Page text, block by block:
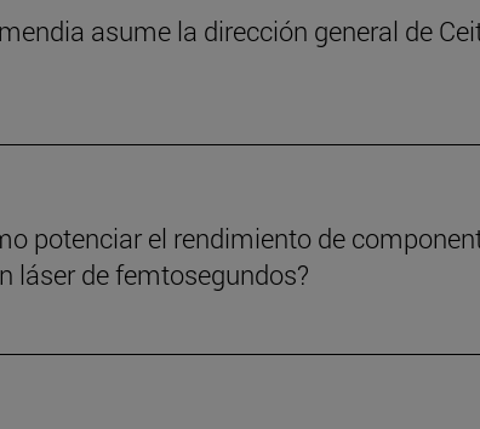
asume la dirección general de
potenciar el rendimiento de
láser de femtosegundos?